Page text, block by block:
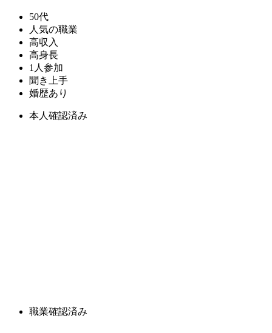
50代
人気の職業
高収入
高身長
1人参加
聞き上手
婚歴あり
本人確認済み
職業確認済み